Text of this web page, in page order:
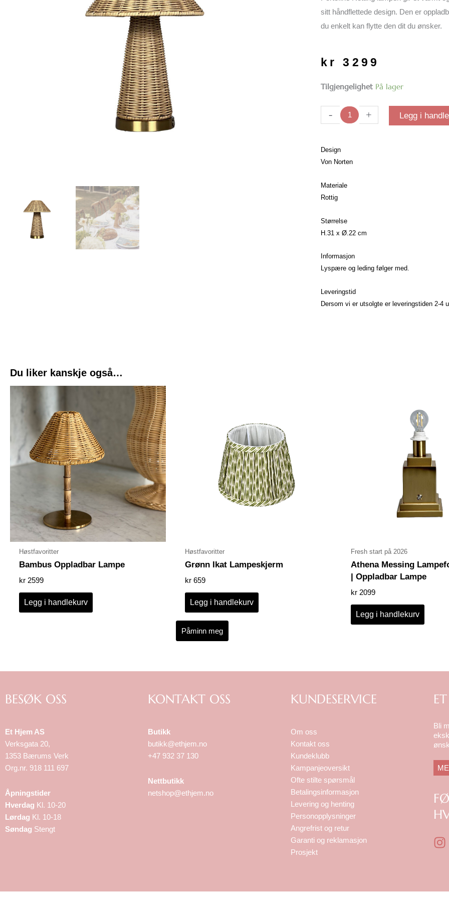
sitt håndflettede design. Den er
du enkelt kan flytte den dit du ønsker.
kr 3299
Tilgjengelighet På lager
-
Portofine
| Oppladbar
Lampe
+ Legg i
Design
Von Norten
Materiale
Rottig
Størrelse
H.31 x Ø.22 cm
Informasjon
Lyspære og leding følger med.
Leveringstid
Dersom vi er utsolgte er leveringstiden 2-4
Du liker kanskje også…
Høstfavoritter
Bambus Oppladbar Lampe
kr 2599
Legg i handlekurv
Høstfavoritter
Grønn Ikat Lampeskjerm
kr 659
Legg i handlekurv
Påminn meg
Fresh start på 2026
Athena Messing
| Oppladbar Lampe
kr 2099
Legg i handlekurv
BESØK OSS
Et Hjem AS
Verksgata 20,
1353 Bærums Verk
Org.nr. 918 111 697
Åpningstider
Hverdag Kl. 10-20
Lørdag Kl. 10-18
Søndag Stengt
KONTAKT OSS
Butikk
butikk@ethjem.no
+47 932 37 130
Nettbutikk
netshop@ethjem.no
KUNDESERVICE
Om oss
Kontakt oss
Kundeklubb
Kampanjeoversikt
Ofte stilte spørsmål
Betalingsinformasjon
Levering og henting
Personopplysninger
Angrefrist og retur
Garanti og reklamasjon
Prosjekt
Bli
I
a